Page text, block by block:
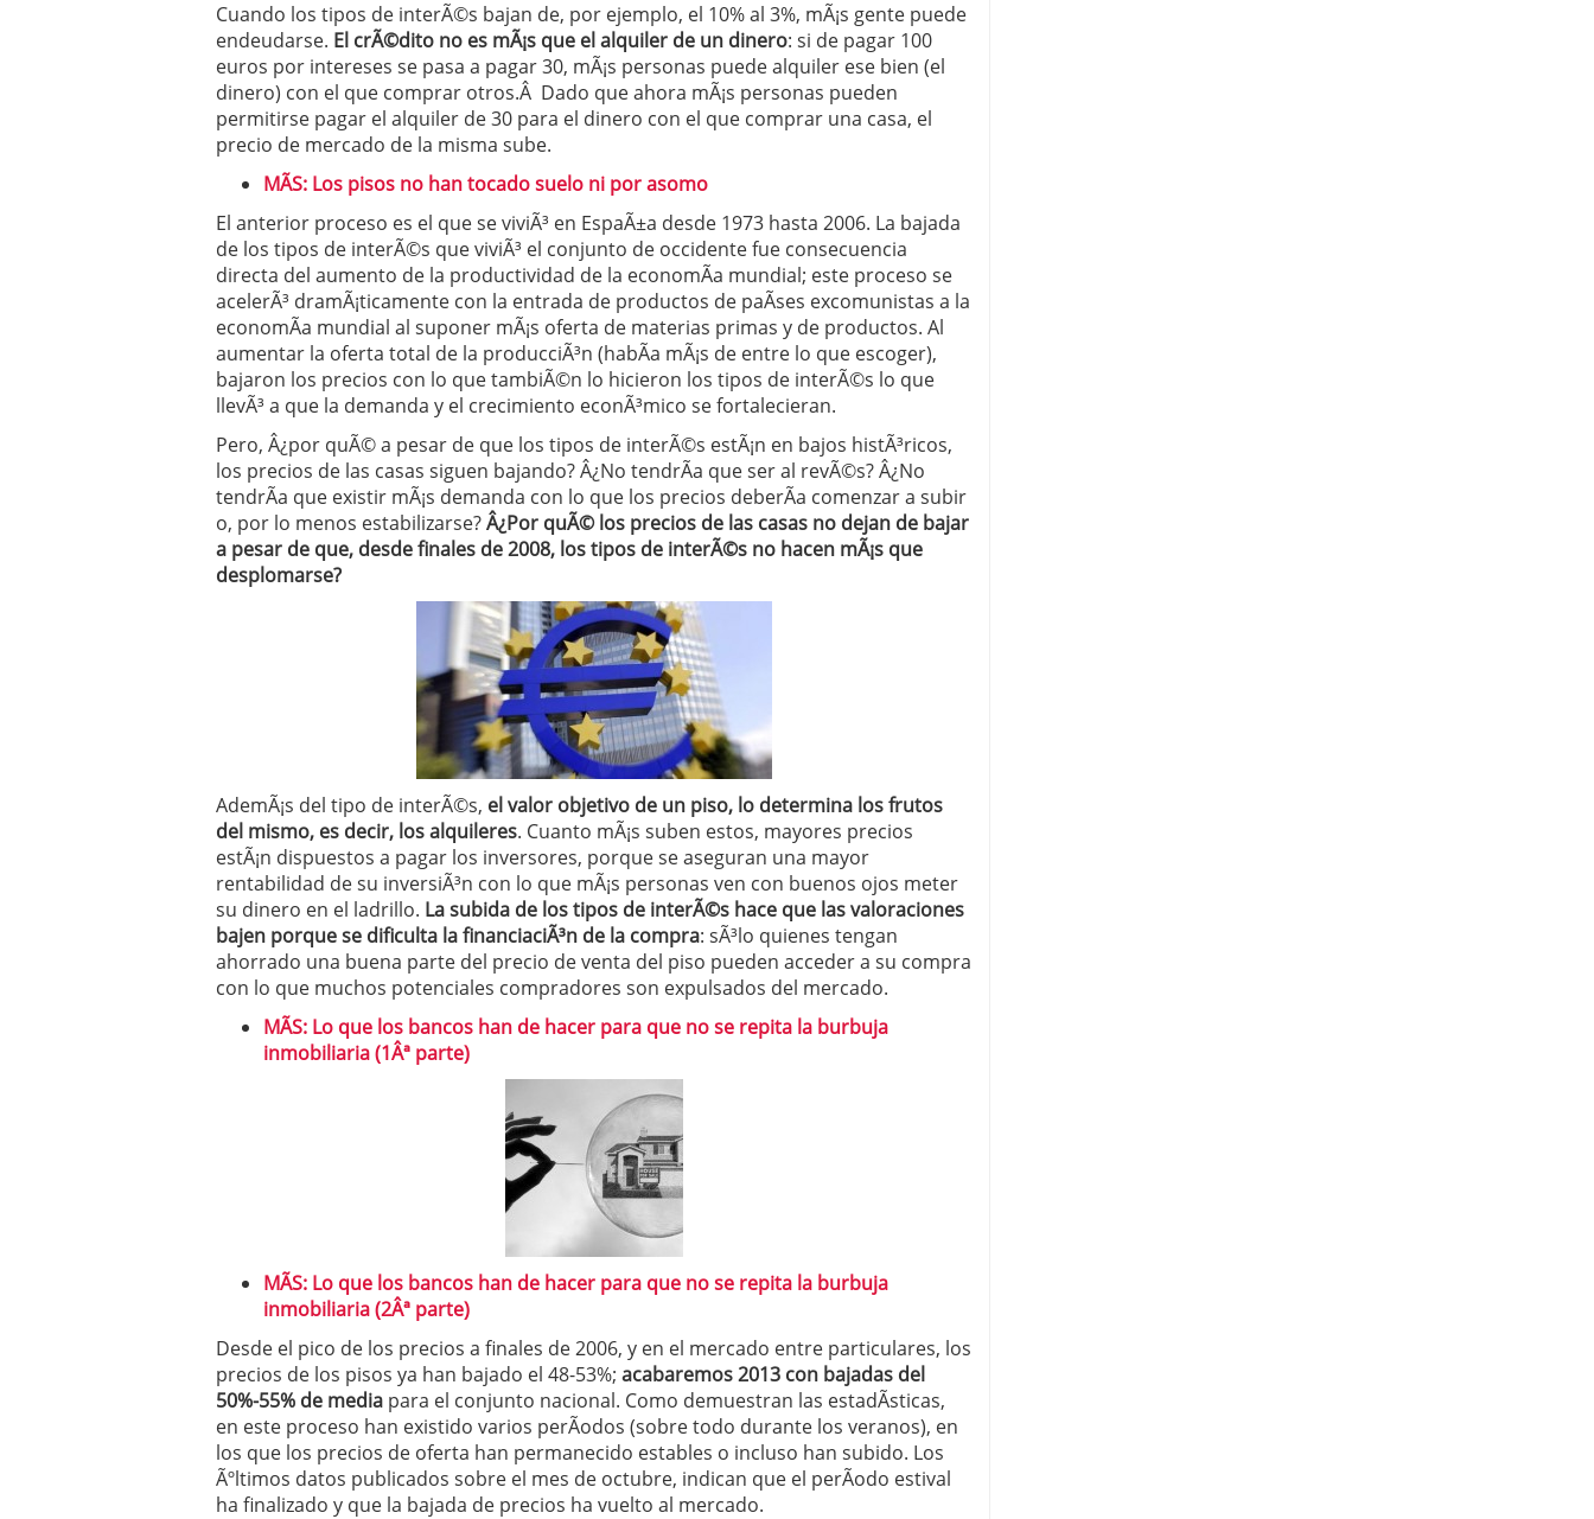
Cuando los tipos de interÃ©s bajan de, por ejemplo, el 10% al 3%, mÃ¡s gente puede
endeudarse. El crÃ©dito no es mÃ¡s que el alquiler de un dinero: si de pagar 100
euros por intereses se pasa a pagar 30, mÃ¡s personas puede alquiler ese bien (el
dinero) con el que comprar otros.Â Dado que ahora mÃ¡s personas pueden
permitirse pagar el alquiler de 30 para el dinero con el que comprar una casa, el
precio de mercado de la misma sube.
MÃS: Los pisos no han tocado suelo ni por asomo
El anterior proceso es el que se viviÃ³ en EspaÃ±a desde 1973 hasta 2006. La bajada
de los tipos de interÃ©s que viviÃ³ el conjunto de occidente fue consecuencia
directa del aumento de la productividad de la economÃ­a mundial; este proceso se
acelerÃ³ dramÃ¡ticamente con la entrada de productos de paÃ­ses excomunistas a la
economÃ­a mundial al suponer mÃ¡s oferta de materias primas y de productos. Al
aumentar la oferta total de la producciÃ³n (habÃ­a mÃ¡s de entre lo que escoger),
bajaron los precios con lo que tambiÃ©n lo hicieron los tipos de interÃ©s lo que
llevÃ³ a que la demanda y el crecimiento econÃ³mico se fortalecieran.
Pero, Â¿por quÃ© a pesar de que los tipos de interÃ©s estÃ¡n en bajos histÃ³ricos,
los precios de las casas siguen bajando? Â¿No tendrÃ­a que ser al revÃ©s? Â¿No
tendrÃ­a que existir mÃ¡s demanda con lo que los precios deberÃ­a comenzar a subir
o, por lo menos estabilizarse?Â¿Por quÃ© los precios de las casas no dejan de bajar
a pesar de que, desde finales de 2008, los tipos de interÃ©s no hacen mÃ¡s que
desplomarse?
AdemÃ¡s del tipo de interÃ©s, el valor objetivo de un piso, lo determina los frutos
del mismo, es decir, los alquileres. Cuanto mÃ¡s suben estos, mayores precios
estÃ¡n dispuestos a pagar los inversores, porque se aseguran una mayor
rentabilidad de su inversiÃ³n con lo que mÃ¡s personas ven con buenos ojos meter
su dinero en el ladrillo. La subida de los tipos de interÃ©s hace que las valoraciones
bajen porque se dificulta la financiaciÃ³n de la compra: sÃ³lo quienes tengan
ahorrado una buena parte del precio de venta del piso pueden acceder a su compra
con lo que muchos potenciales compradores son expulsados del mercado.
MÃS: Lo que los bancos han de hacer para que no se repita la burbuja
inmobiliaria (1Âª parte)
MÃS: Lo que los bancos han de hacer para que no se repita la burbuja
inmobiliaria (2Âª parte)
Desde el pico de los precios a finales de 2006, y en el mercado entre particulares, los
precios de los pisos ya han bajado el 48-53%; acabaremos 2013 con bajadas del
50%-55% de media para el conjunto nacional. Como demuestran las estadÃ­sticas,
en este proceso han existido varios perÃ­odos (sobre todo durante los veranos), en
los que los precios de oferta han permanecido estables o incluso han subido. Los
Ãºltimos datos publicados sobre el mes de octubre, indican que el perÃ­odo estival
ha finalizado y que la bajada de precios ha vuelto al mercado.